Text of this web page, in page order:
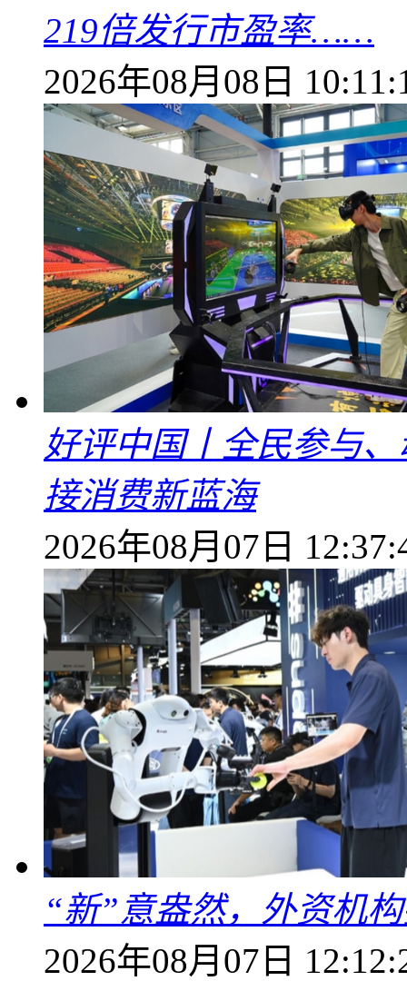
219倍发行市盈率……
2026年08月08日
好评中国丨全民参与
接消费新蓝海
2026年08月07日
“新”意盎然，外资机
2026年08月07日